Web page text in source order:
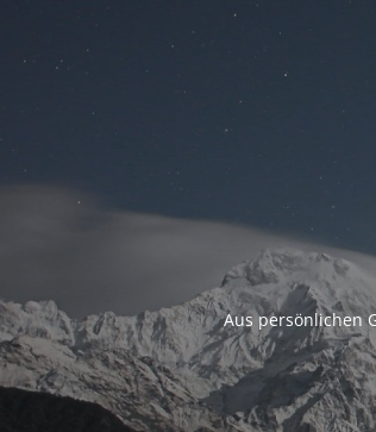
Aus persönlichen